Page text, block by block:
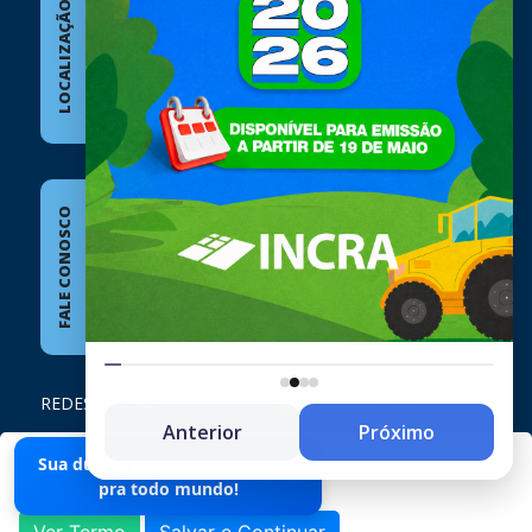
O site da Prefeitura não utiliza cookies e tecnologias
semelhantes.
LOCALIZAÇÃO RUA ANTÔNIO COLETTO, 1260 Lobato
86790-000
Segunda a Sexta-feira:08:00h às 12:00h - 14:00h
às 17:00h
FALE CONOSCO (44) 3249-1414
ouvidoria@lobato.pr.gov.br
REDES SOCIAIS Mapa do Site
Sua dúvida pode virar resposta
pra todo mundo!
Anterior Próximo